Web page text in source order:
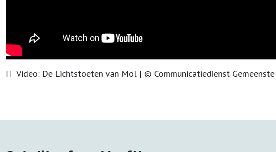
Video: De Lichtstoeten van Mol | © Communicatiedienst